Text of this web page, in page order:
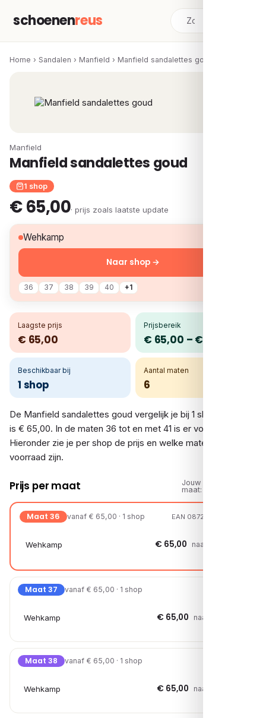
schoenenreus
Home › Sandalen › Manfield › Manfield sandalettes goud
Manfield
Manfield sandalettes goud
1 shop
€ 65,00· prijs zoals laatste update
Wehkamp
36 37 38 39 40 +1
Naar shop →
Laagste prijs
€ 65,00
Prijsbereik
€ 65,00 – € 65,00
Beschikbaar bij
1 shop
Aantal maten
6
De Manfield sandalettes goud vergelijk je bij 1 shop. De prijs
is € 65,00. In de maten 36 tot en met 41 is er voorraad.
Hieronder zie je per shop de prijs en welke maten op
voorraad zijn.
Prijs per maat
Jouw
maat:
Maat 36 vanaf € 65,00 · 1 shop EAN 08720527616097
Wehkamp € 65,00 naar shop →
Maat 37 vanaf € 65,00 · 1 shop
Wehkamp € 65,00 naar shop →
Maat 38 vanaf € 65,00 · 1 shop
Wehkamp € 65,00 naar shop →